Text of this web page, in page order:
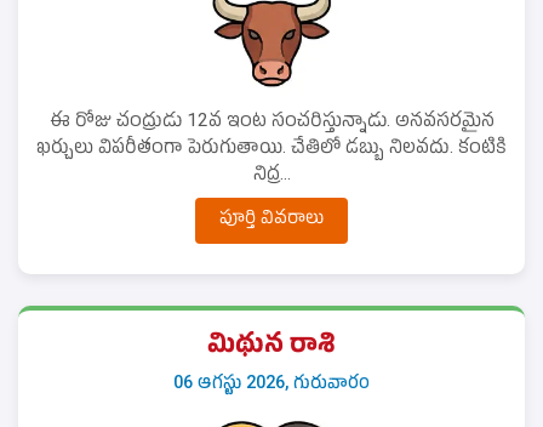
ఈ రోజు చంద్రుడు 12వ ఇంట సంచరిస్తున్నాడు. అనవసరమైన
ఖర్చులు విపరీతంగా పెరుగుతాయి. చేతిలో డబ్బు నిలవదు. కంటికి
నిద్ర...
పూర్తి వివరాలు
మిథున రాశి
06 ఆగస్టు 2026, గురువారం